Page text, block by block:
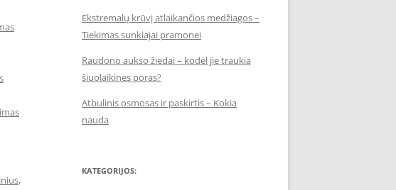
,
Ekstremalų krūvį atlaikančios medžiagos –
Tiekimas sunkiajai pramonei
Raudono aukso žiedai – kodėl jie traukia
šiuolaikines poras?
Atbulinis osmosas ir paskirtis – Kokia
nauda
KATEGORIJOS: